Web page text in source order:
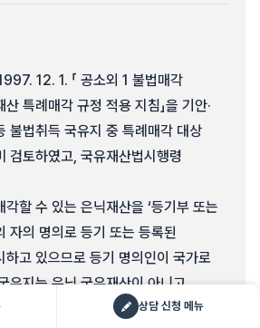
12. 1. 「 공소외 1 불법매각
특례매각 규정 적용 지침」을 기안·
불법취득 국유지 중 특례매각 대상
검토하였고, 국유재산법시행령
할 수 있는 은닉재산을 ‘등기부 또는
자의 명의로 등기 또는 등록된
하고 있으므로 등기 명의인이 국가로
유지는 은닉 국유재산이 아니고,
제4조
상담 신청 메뉴